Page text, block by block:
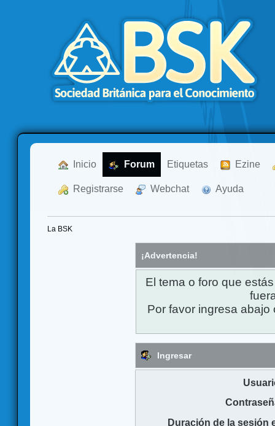
Inicio Forum Etiquetas Ezine
Registrarse Webchat Ayuda
La BSK
¡Advertencia!
El tema o foro que
Por favor ingresa
Ingresar
Duración de la sesión